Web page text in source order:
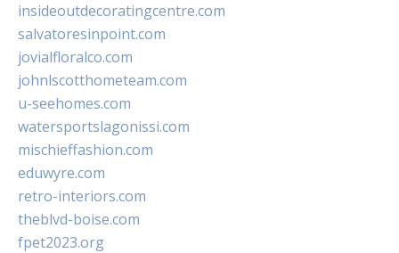
insideoutdecoratingcentre.com
salvatoresinpoint.com
jovialfloralco.com
johnlscotthometeam.com
u-seehomes.com
watersportslagonissi.com
mischieffashion.com
eduwyre.com
retro-interiors.com
theblvd-boise.com
fpet2023.org